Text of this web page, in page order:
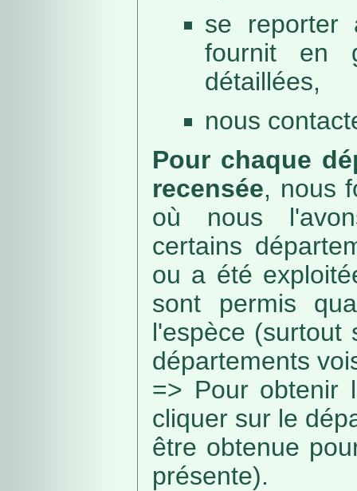
se reporter
fournit en
détaillées,
nous
Pour chaque
recensée, nous
où nous
certains
ou a été
sont permis
l'espèce (surtout
départements
=> Pour obtenir
cliquer sur le
être obtenue
présente).